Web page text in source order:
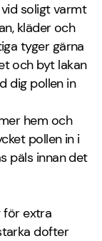
soligt varmt
kläder och
tyger gärna
och byt lakan
dig pollen in
hem och
pollen in i
päls innan det
för extra
dofter